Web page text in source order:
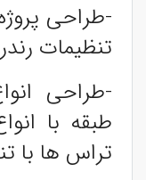
-طراحی
تنظیمات
-طراحی
طبقه با
تراس ها با